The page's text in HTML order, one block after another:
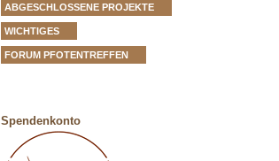
ABGESCHLOSSENE PROJEKTE
WICHTIGES
FORUM PFOTENTREFFEN
Spendenkonto